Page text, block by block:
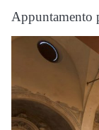
Appuntamento